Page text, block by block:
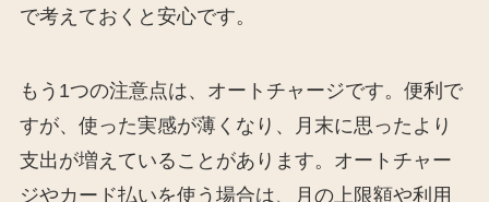
で考えておくと安心です。
もう1つの注意点は、オートチャージです。便利で
すが、使った実感が薄くなり、月末に思ったより
支出が増えていることがあります。オートチャー
ジやカード払いを使う場合は、月の上限額や利用